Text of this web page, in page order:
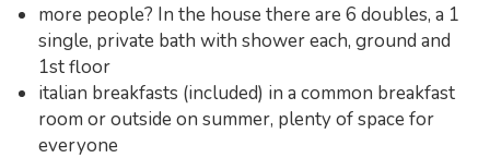
more people? In the house there are 6 doubles, a 1
single, private bath with shower each, ground and
1st floor
italian breakfasts (included) in a common breakfast
room or outside on summer, plenty of space for
everyone